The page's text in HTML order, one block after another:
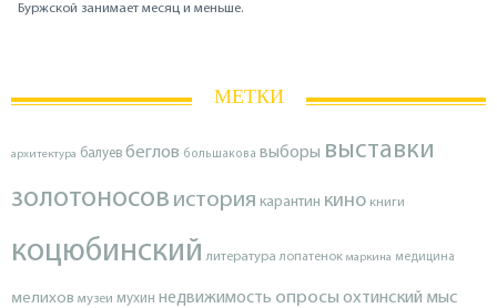
Буржской занимает месяц и меньше.
МЕТКИ
архитектура балуев беглов большакова выборы выставки
золотоносов история карантин кино книги
коцюбинский литература лопатенок маркина медицина
мелихов музеи мухин недвижимость опросы охтинский мыс